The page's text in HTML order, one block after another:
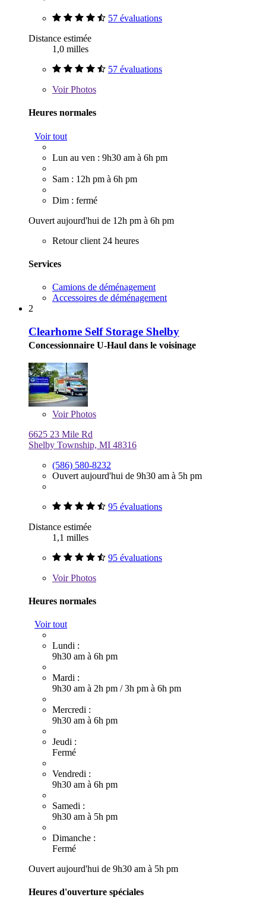
57 évaluations
Distance estimée
1,0 milles
57 évaluations
VoirPhotos
Heures normales
Voir tout
Lun au ven : 9h30 am à 6h pm
Sam : 12h pm à 6h pm
Dim : fermé
Ouvert aujourd'hui de 12h pm à 6h pm
Retour client 24 heures
Services
Camions de déménagement
Accessoires de déménagement
2
Clearhome Self Storage Shelby
Concessionnaire U-Haul dans le voisinage
VoirPhotos
6625 23 Mile Rd
Shelby Township, MI 48316
(586) 580-8232
Ouvert aujourd'hui de 9h30 am à 5h pm
95 évaluations
Distance estimée
1,1 milles
95 évaluations
VoirPhotos
Heures normales
Voir tout
Lundi :
9h30 am à 6h pm
Mardi :
9h30 am à 2h pm /3h pm à 6h pm
Mercredi :
9h30 am à 6h pm
Jeudi :
Fermé
Vendredi :
9h30 am à 6h pm
Samedi :
9h30 am à 5h pm
Dimanche :
Fermé
Ouvert aujourd'hui de 9h30 am à 5h pm
Heures d'ouverture spéciales